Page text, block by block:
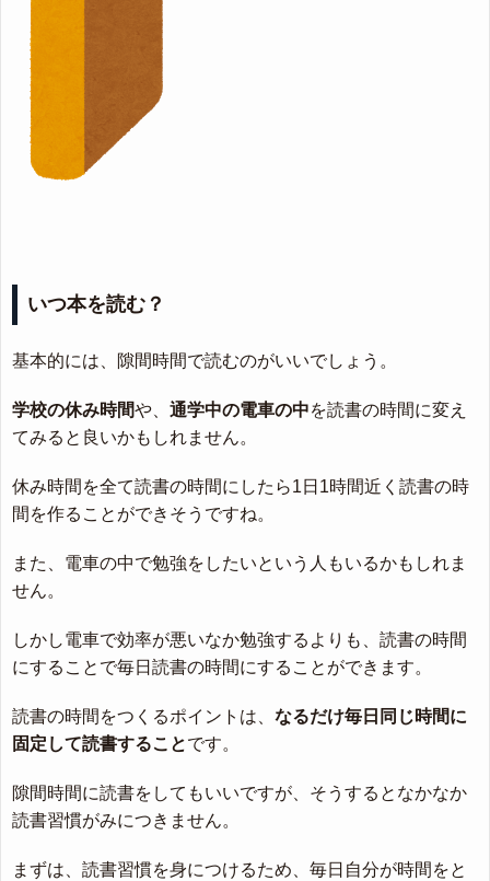
いつ本を読む？
基本的には、隙間時間で読むのがいいでしょう。
学校の休み時間や、 通学中の電車の中を読書の時間に変え
てみると良いかもしれません。
休み時間を全て読書の時間にしたら1日1時間近く読書の時
間を作ることができそうですね。
また、電車の中で勉強をしたいという人もいるかもしれま
せん。
しかし電車で効率が悪いなか勉強するよりも、読書の時間
にすることで毎日読書の時間にすることができます。
読書の時間をつくるポイントは、 なるだけ毎日同じ時間に
固定して読書することです。
隙間時間に読書をしてもいいですが、そうするとなかなか
読書習慣がみにつきません。
まずは、読書習慣を身につけるため、毎日自分が時間をと